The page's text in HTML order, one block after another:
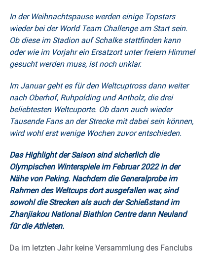
In der Weihnachtspause werden einige Topstars
wieder bei der World Team Challengeam Start sein.
Ob diese im Stadion auf Schalke stattfinden kann
oder wie im Vorjahr ein Ersatzort unter freiem Himmel
gesucht werden muss, ist noch unklar.
Im Januar geht es für den Weltcuptross dann weiter
nach Oberhof, Ruhpolding und Antholz, die drei
beliebtesten Weltcuporte. Ob dann auch wieder
Tausende Fans an der Strecke mit dabei sein können,
wird wohl erst wenige Wochen zuvor entschieden.
Das Highlight der Saison sind sicherlich die
Olympischen Winterspiele im Februar 2022 in der
Nähe von Peking. Nachdem die Generalprobe im
Rahmen des Weltcups dort ausgefallen war, sind
sowohl die Strecken als auch der Schießstand im
Zhanjiakou National Biathlon Centre dann Neuland
für die Athleten.
Da im letzten Jahr keine Versammlung des Fanclubs